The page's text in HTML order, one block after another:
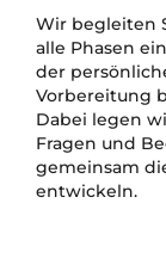
Wir begleiten
alle Phasen
der
Vorbereitung
Dabei legen
Fragen und
gemeinsam
entwickeln.